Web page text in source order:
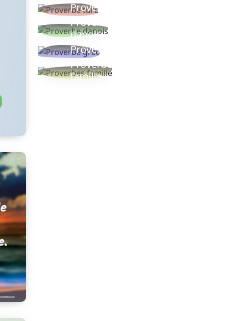
Proverbe turc
Proverbe
danois
Proverbe grec
Proverbes
famille